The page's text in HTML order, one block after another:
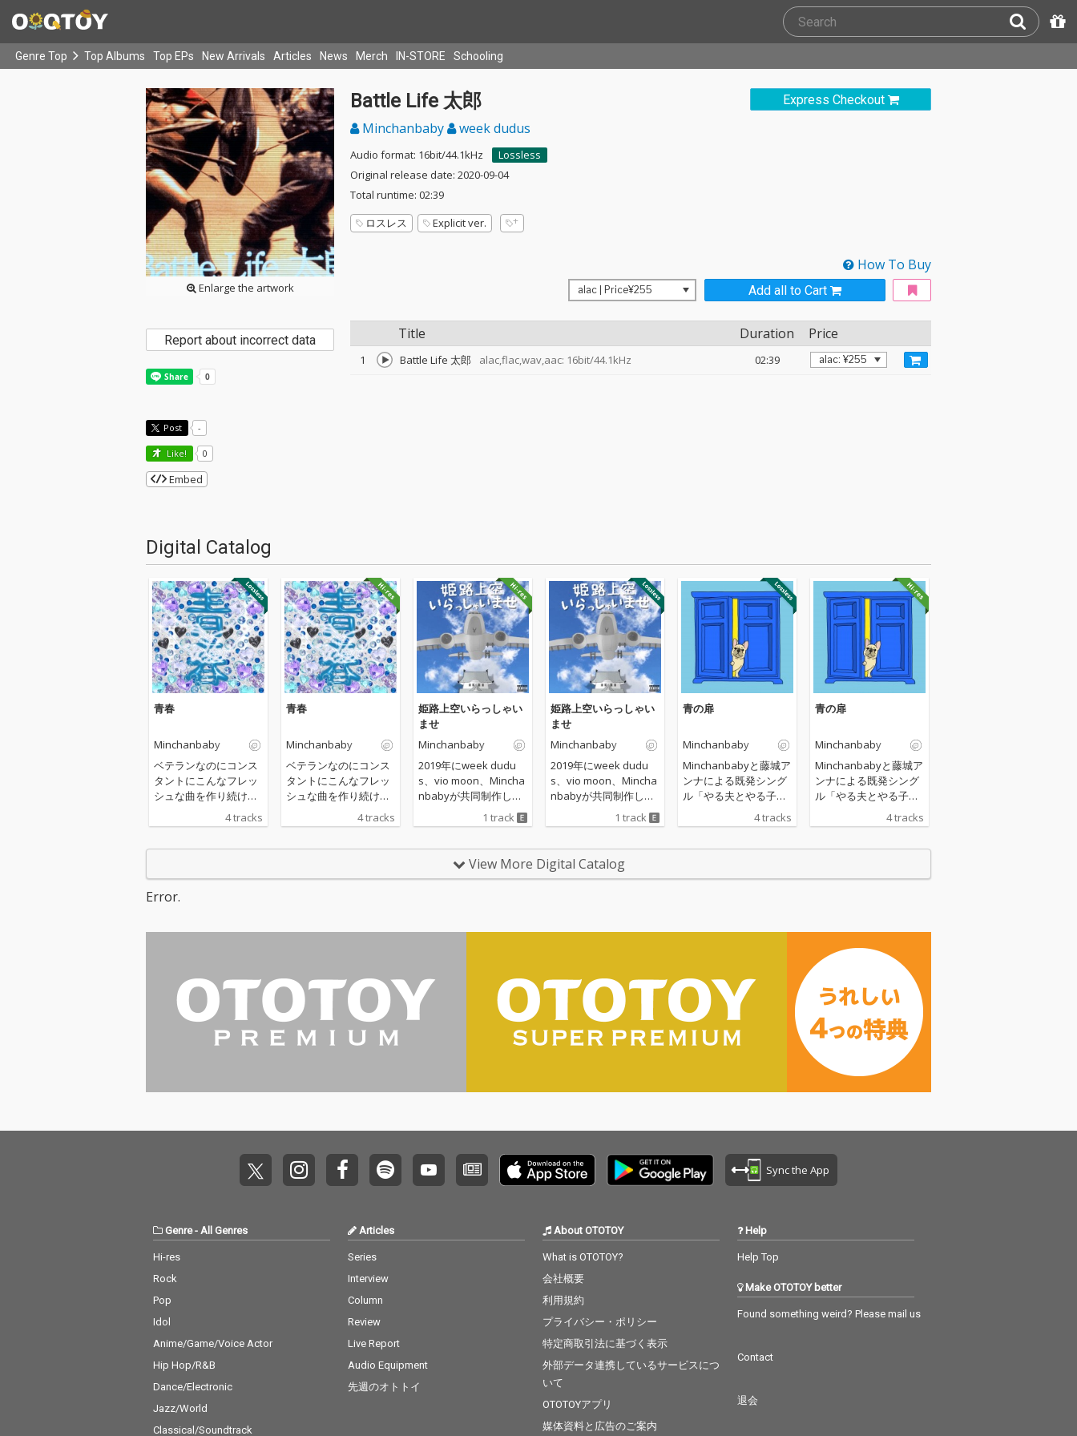
Genre Top Top Albums Top EPs New Arrivals Articles News Merch IN-STORE Schooling
Enlarge the artwork
Express Checkout
Battle Life 太郎
Minchanbaby week dudus
Audio format: 16bit/44.1kHz
Lossless
Original release date: 2020-09-04
Total runtime: 02:39
ロスレス
Explicit ver.
How To Buy
Add all to Cart
Title Duration Price
1 Battle Life 太郎 alac,flac,wav,aac: 16bit/44.1kHz 02:39
Report about incorrect data
Post -
Like! 0
Embed
Digital Catalog
青春
Minchanbaby
ベテランなのにコンス
タントにこんなフレッ
シュな曲を作り続けて
るラッパー他にいる？
いねえよなぁ！！？
PはHyperpop、Jersey
の次世代型ダンスミュ
に横断！ 前作「FALL O
UT GIRL」のMVやライ
ブでも共演したcyber
milk ちゃんをゲストに
迎え、Jersey Clubを自
目「milk ちゃん bab
で陰謀論的なアプロー
チで不敵に迫る2曲目
のビートに乗せた切な
いラブソング「gottam
キラ」と素直に読んで
ください）では繊細か
り、ラストを飾るのは
畳み掛けるグリッチボ
イスの破壊的dariacor
e「よっちゃんは余
裕」。全4曲、10分強
の圧倒的な音楽体験が
4 tracks
青春
Minchanbaby
ベテランなのにコンス
タントにこんなフレッ
シュな曲を作り続けて
るラッパー他にいる？
いねえよなぁ！！？
の次世代型ダンスミュ
に横断！ 前作「FALL O
UT GIRL」のMVやライ
ブでも共演したcyber
milk ちゃんをゲストに
迎え、Jersey Clubを自
目「milk ちゃん bab
で陰謀論的なアプロー
チで不敵に迫る2曲目
のビートに乗せた切な
いラブソング「gottam
キラ」と素直に読んで
ください）では繊細か
り、ラストを飾るのは
畳み掛けるグリッチボ
イスの破壊的dariacor
裕」。全4曲、10分強
4 tracks
姫路上空いらっしゃい
ませ
Minchanbaby
2019年にweek dudu
s、vio moon、Mincha
nbabyが共同制作した
EP「Threesome」に
収録された "luzz
に海外で多くのストリ
ーミング再生がおこな
ョンが実現。 大嫌いな
いらっしゃいませ」
は、際どいフレーズも
飛び出す痛快あっちい
けソング。 総合プロデ
ュースはMinchanbaby
1 track
姫路上空いらっしゃい
ませ
Minchanbaby
2019年にweek dudu
s、vio moon、Mincha
nbabyが共同制作した
EP「Threesome」に
収録された "luzz
に海外で多くのストリ
ーミング再生がおこな
ョンが実現。 大嫌いな
いらっしゃいませ」
は、際どいフレーズも
飛び出す痛快あっちい
けソング。 総合プロデ
ュースはMinchanbaby
1 track
青の扉
Minchanbaby
Minchanbabyと藤城ア
ンナによる既発シング
ル「やる夫とやる子」
「青の扉」。 総合プロ
な表題曲「青の扉」、
ルド」、藤城アンナが
亡くした愛犬に捧げる
「sunflower」の新曲3
曲を収録。
4 tracks
青の扉
Minchanbaby
Minchanbabyと藤城ア
ンナによる既発シング
ル「やる夫とやる子」
「青の扉」。 総合プロ
な表題曲「青の扉」、
カラッと明るいpop pu
nk「なるほど ザ・ワー
ルド」、藤城アンナが
亡くした愛犬に捧げる
「sunflower」の新曲3
曲を収録。
4 tracks
View More Digital Catalog
Error.
Sync the App
Genre- All Genres
Hi-res
Rock
Pop
Idol
Anime/Game/Voice Actor
Hip Hop/R&B
Dance/Electronic
Jazz/World
Classical/Soundtrack
Articles
Series
Interview
Column
Review
Live Report
Audio Equipment
先週のオトトイ
About OTOTOY
What is OTOTOY?
会社概要
利用規約
プライバシー・ポリシー
特定商取引法に基づく表示
外部データ連携しているサービスにつ
いて
OTOTOYアプリ
媒体資料と広告のご案内
Help
Help Top
Make OTOTOY better
Found something weird? Please mail us
Contact
退会